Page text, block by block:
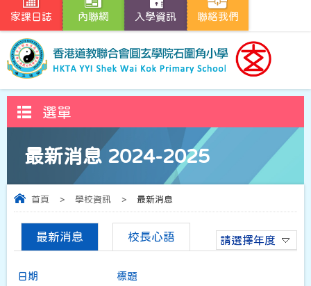
家課日誌 內聯網 入學資訊 聯絡我們
選單
最新消息 2024-2025
首頁 > 學校資訊 > 最新消息
請選擇年度
最新消息 校長心語
日期 標題